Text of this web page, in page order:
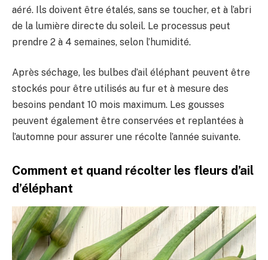
aéré. Ils doivent être étalés, sans se toucher, et à l’abri
de la lumière directe du soleil. Le processus peut
prendre 2 à 4 semaines, selon l’humidité.
Après séchage, les bulbes d’ail éléphant peuvent être
stockés pour être utilisés au fur et à mesure des
besoins pendant 10 mois maximum. Les gousses
peuvent également être conservées et replantées à
l’automne pour assurer une récolte l’année suivante.
Comment et quand récolter les fleurs d’ail
d’éléphant